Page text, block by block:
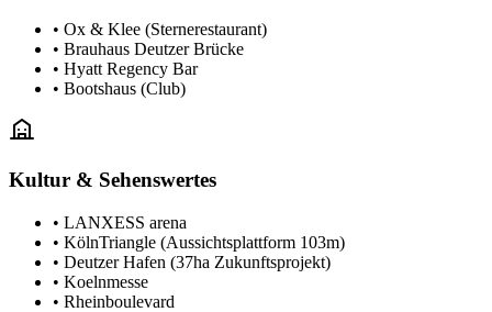
• Ox & Klee (Sternerestaurant)
• Brauhaus Deutzer Brücke
• Hyatt Regency Bar
• Bootshaus (Club)
Kultur & Sehenswertes
• LANXESS arena
• KölnTriangle (Aussichtsplattform 103m)
• Deutzer Hafen (37ha Zukunftsprojekt)
• Koelnmesse
• Rheinboulevard